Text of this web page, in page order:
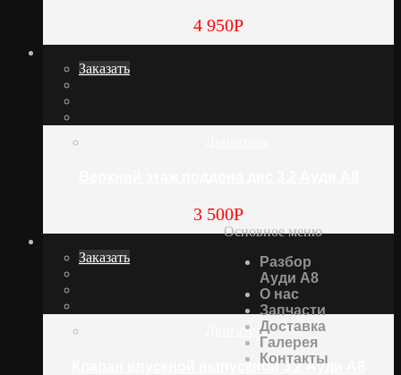
Основное меню
Разбор
Ауди А8
О нас
Запчасти
Доставка
Галерея
Контакты
4 950Р
Заказать
3 500Р
Заказать
Двигатель
Клапан впускной выпускной 3.2 Ауди А8